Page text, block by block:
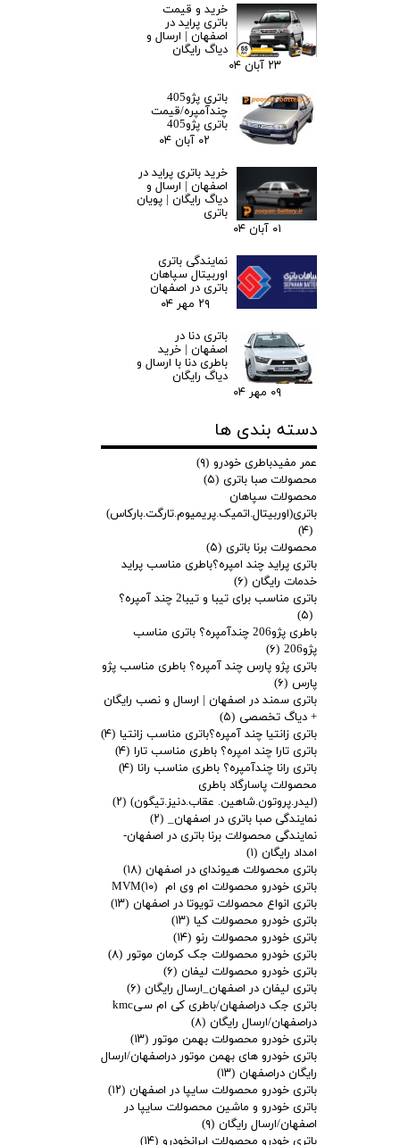
خرید و قیمت
باتری پراید در
اصفهان | ارسال و
دیاگ رایگان
۲۳ آبان ۰۴
باتری پژو405
چندآمپره/قیمت
باتری پژو405
۰۲ آبان ۰۴
خرید باتری پراید در
اصفهان | ارسال و
دیاگ رایگان | پویان
باتری
۰۱ آبان ۰۴
نمایندگی باتری
اوربیتال سپاهان
باتری در اصفهان
۲۹ مهر ۰۴
باتری دنا در
اصفهان | خرید
باطری دنا با ارسال و
دیاگ رایگان
۰۹ مهر ۰۴
دسته بندی ها
عمر مفیدباطری خودرو (۹)
محصولات صبا باتری (۵)
محصولات سپاهان
باتری(اوربیتال.اتمیک.پریمیوم.تارگت.بارکاس)
(۴)
محصولات برنا باتری (۵)
باتری پراید چند امپره؟باطری مناسب پراید
خدمات رایگان (۶)
باتری مناسب برای تیبا و تیبا2 چند آمپره؟
(۵)
باطری پژو206 چندآمپره؟ باتری مناسب
پژو206
(۶)
باتری پژو پارس چند آمپره؟ باطری مناسب پژو
پارس (۶)
باتری سمند در اصفهان | ارسال و نصب رایگان
+ دیاگ تخصصی (۵)
باتری زانتیا چند آمپره؟باتری مناسب زانتیا (۴)
باتری تارا چند امپره؟ باطری مناسب تارا (۴)
باتری رانا چندآمپره؟ باطری مناسب رانا (۴)
محصولات پاسارگاد باطری
(لیدر.پروتون.شاهین. عقاب.دنیز.تیگون) (۲)
نمایندگی صبا باتری در اصفهان_ (۲)
نمایندگی محصولات برنا باتری در اصفهان-
امداد رایگان (۱)
باتری محصولات هیوندای در اصفهان (۱۸)
باتری خودرو محصولات ام وی ام MVM (۱۰)
باتری انواع محصولات تویوتا در اصفهان (۱۳)
باتری خودرو محصولات کیا (۱۳)
باتری خودرو محصولات رنو (۱۴)
باتری خودرو محصولات جک کرمان موتور (۸)
باتری خودرو محصولات لیفان (۶)
باتری لیفان در اصفهان_ارسال رایگان (۶)
باتری جک دراصفهان/باطری کی ام سیkmc
دراصفهان/ارسال رایگان (۸)
باتری خودرو محصولات بهمن موتور (۱۳)
باتری خودرو های بهمن موتور دراصفهان/ارسال
رایگان دراصفهان (۱۳)
باتری خودرو محصولات سایپا در اصفهان (۱۲)
باتری خودرو و ماشین محصولات سایپا در
اصفهان/ارسال رایگان (۹)
باتری خودرو محصولات ایرانخودرو (۱۴)